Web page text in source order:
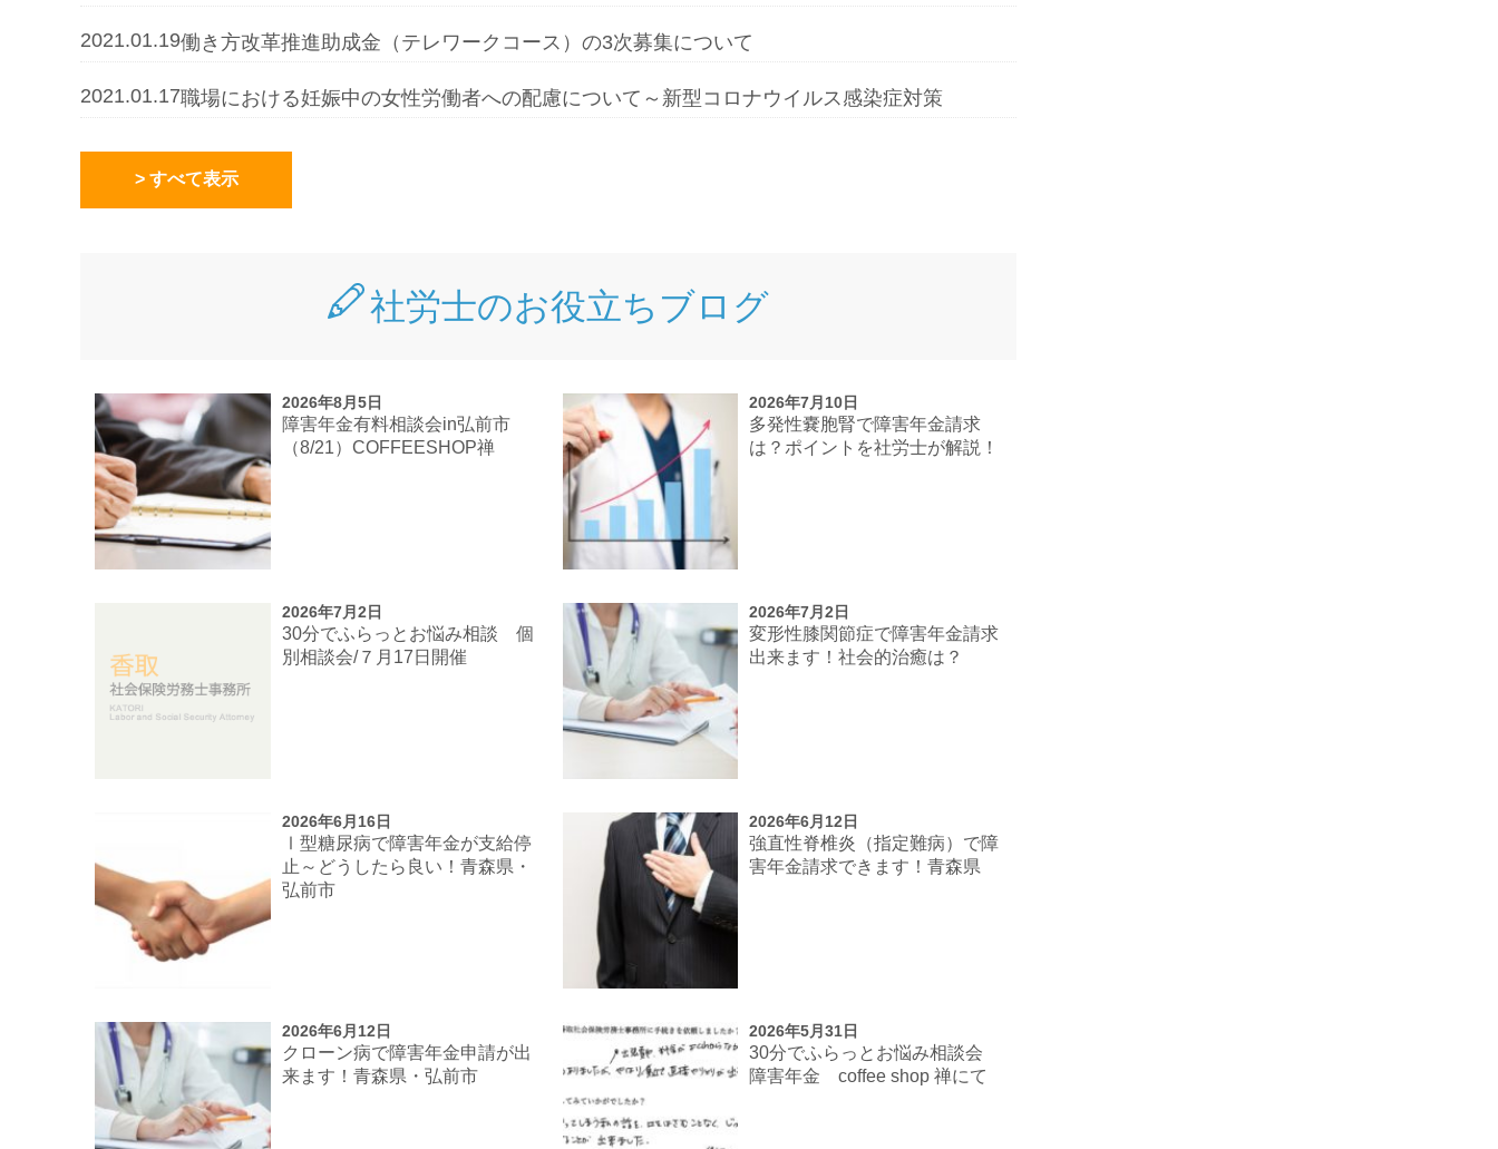
2021.01.19働き方改革推進助成金（テレワークコース）の3次募集について
2021.01.17職場における妊娠中の女性労働者への配慮について～新型コロナウイルス感染症対策
> すべて表示
社労士のお役立ちブログ
2026年8月5日
障害年金有料相談会in弘前市
（8/21）COFFEESHOP禅
2026年7月10日
多発性嚢胞腎で障害年金請求
は？ポイントを社労士が解説！
2026年7月2日
30分でふらっとお悩み相談 個
別相談会/７月17日開催
2026年7月2日
変形性膝関節症で障害年金請求
出来ます！社会的治癒は？
2026年6月16日
Ⅰ型糖尿病で障害年金が支給停
止～どうしたら良い！青森県・
弘前市
2026年6月12日
強直性脊椎炎（指定難病）で障
害年金請求できます！青森県
2026年6月12日
クローン病で障害年金申請が出
来ます！青森県・弘前市
2026年5月31日
30分でふらっとお悩み相談会
障害年金 coffee shop 禅にて